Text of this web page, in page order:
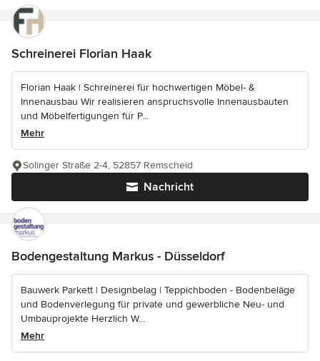
Schreinerei Florian Haak
Florian Haak | Schreinerei für hochwertigen Möbel- &
Innenausbau Wir realisieren anspruchsvolle Innenausbauten
und Möbelfertigungen für P...
Mehr
Nachricht
Solinger Straße 2-4, 52857 Remscheid
Bodengestaltung Markus - Düsseldorf
Bauwerk Parkett | Designbelag | Teppichboden - Bodenbeläge
und Bodenverlegung für private und gewerbliche Neu- und
Umbauprojekte Herzlich W...
Mehr